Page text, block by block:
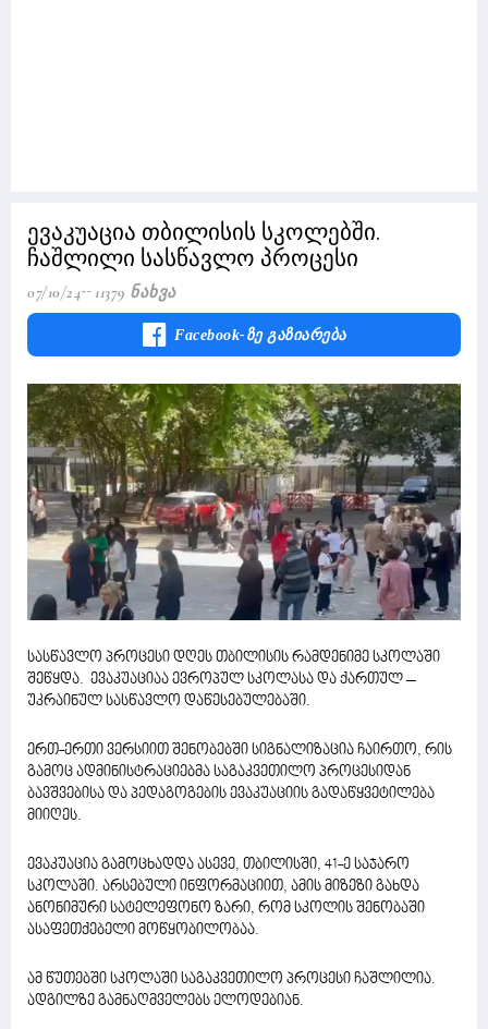
ევაკუაცია თბილისის სკოლებში.
ჩაშლილი სასწავლო პროცესი
07/10/24 11379 Ნახვა
Facebook-Ზე Გაზიარება
სასწავლო პროცესი დღეს თბილისის რამდენიმე სკოლაში
შეწყდა. ევაკუაციაა ევროპულ სკოლასა და ქართულ –
უკრაინულ სასწავლო დაწესებულებაში.
ერთ-ერთი ვერსიით შენობებში სიგნალიზაცია ჩაირთო, რის
გამოც ადმინისტრაციებმა საგაკვეთილო პროცესიდან
ბავშვებისა და პედაგოგების ევაკუაციის გადაწყვეტილება
მიიღეს.
ევაკუაცია გამოცხადდა ასევე, თბილისში, 41-ე საჯარო
სკოლაში. არსებული ინფორმაციით, ამის მიზეზი გახდა
ანონიმური სატელეფონო ზარი, რომ სკოლის შენობაში
ასაფეთქებელი მოწყობილობაა.
ამ წუთებში სკოლაში საგაკვეთილო პროცესი ჩაშლილია.
ადგილზე გამნაღმველებს ელოდებიან.